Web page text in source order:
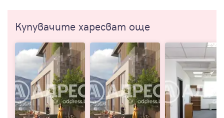
Купувачите харесват още